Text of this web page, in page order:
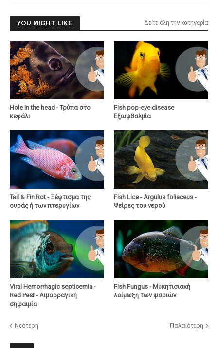
YOU MIGHT LIKE Δείτε όλη την κατηγορία
Hole in the head - Τρύπα στο
κεφάλι
Fish pop-eye disease
Εξωφθαλμία
Tail & Fin Rot - Ξέφτισμα της
ουράς ή των πτερυγίων
Fish Lice - Argulus foliaceus -
Ψείρες του νερού
Viral Hemorrhagic septicemia -
Red Pest - Αιμορραγική
σηψαιμία
Fish Fungus - Μυκητισιακή
λοίμωξη των ψαριών
Νεότερη Παλαιότερη